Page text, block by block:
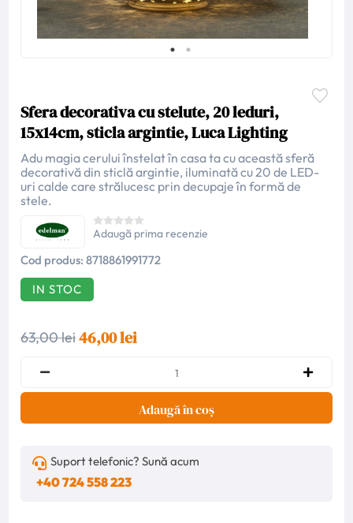
Sfera decorativa cu stelute, 20 leduri,
15x14cm, sticla argintie, Luca Lighting
Adu magia cerului înstelat în casa ta cu această sferă
decorativă din sticlă argintie, iluminată cu 20 de LED-
uri calde care strălucesc prin decupaje în formă de
stele.
Adaugă prima recenzie
Cod produs: 8718861991772
IN STOC
63,00 lei46,00 lei
Adaugă în coș
Suport telefonic? Sună acum
+40 724 558 223